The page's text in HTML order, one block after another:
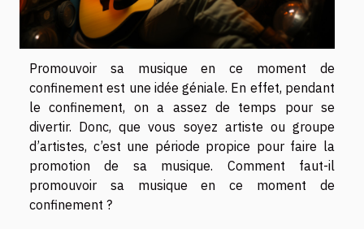
Promouvoir sa musique en ce moment de
confinement est une idée géniale. En effet, pendant
le confinement, on a assez de temps pour se
divertir. Donc, que vous soyez artiste ou groupe
d’artistes, c’est une période propice pour faire la
promotion de sa musique. Comment faut-il
promouvoir sa musique en ce moment de
confinement ?